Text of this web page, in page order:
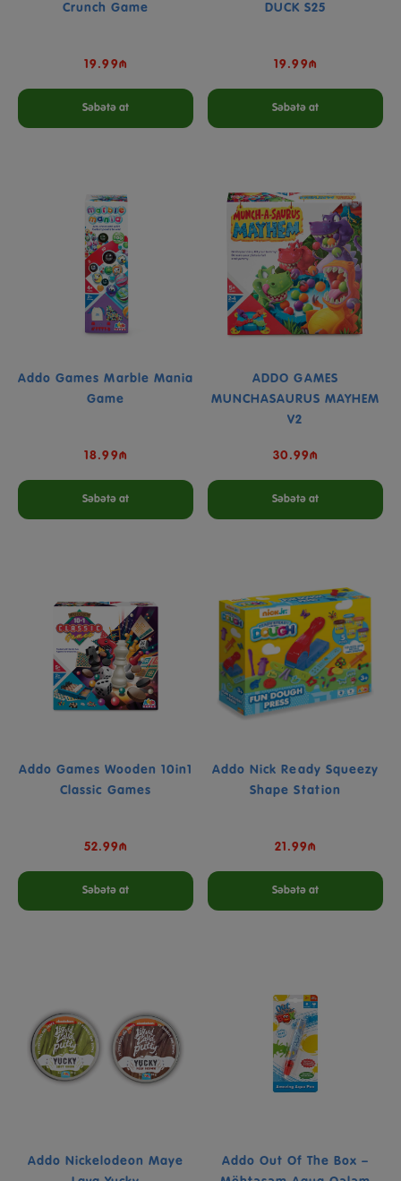
Crunch Game
19.99₼
Səbətə at
DUCK S25
19.99₼
Səbətə at
Addo Games Marble Mania
Game
18.99₼
Səbətə at
ADDO GAMES
MUNCHASAURUS MAYHEM
V2
30.99₼
Səbətə at
Addo Games Wooden 10in1
Classic Games
52.99₼
Səbətə at
Addo Nick Ready Squeezy
Shape Station
21.99₼
Səbətə at
Addo Nickelodeon Maye
Addo Out Of The Box –